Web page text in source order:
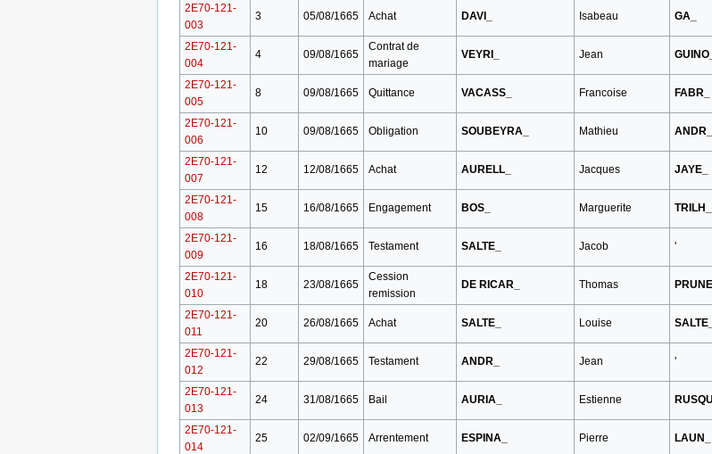
2E70-121-
003
3 05/08/1665 Achat DAVI_ Isabeau GA_
2E70-121-
004
4 09/08/1665
Contrat de
mariage
VEYRI_ Jean GUINO_
2E70-121-
005
8 09/08/1665 Quittance VACASS_ Francoise FABR_
2E70-121-
006
10 09/08/1665 Obligation SOUBEYRA_ Mathieu ANDR_
2E70-121-
007
12 12/08/1665 Achat AURELL_ Jacques JAYE_
2E70-121-
008
15 16/08/1665 Engagement BOS_ Marguerite TRILH_
2E70-121-
009
16 18/08/1665 Testament SALTE_ Jacob '
2E70-121-
010
18 23/08/1665
Cession
remission
DE RICAR_ Thomas PRUNE_
2E70-121-
011
20 26/08/1665 Achat SALTE_ Louise SALTE_
2E70-121-
012
22 29/08/1665 Testament ANDR_ Jean '
2E70-121-
013
24 31/08/1665 Bail AURIA_ Estienne
2E70-121-
014
25 02/09/1665 Arrentement ESPINA_ Pierre LAUN_